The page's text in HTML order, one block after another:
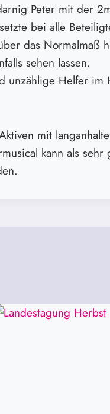
Peter mit der
bei alle
das Normalmaß
sehen lassen.
unzählige Helfer
mit
kann als